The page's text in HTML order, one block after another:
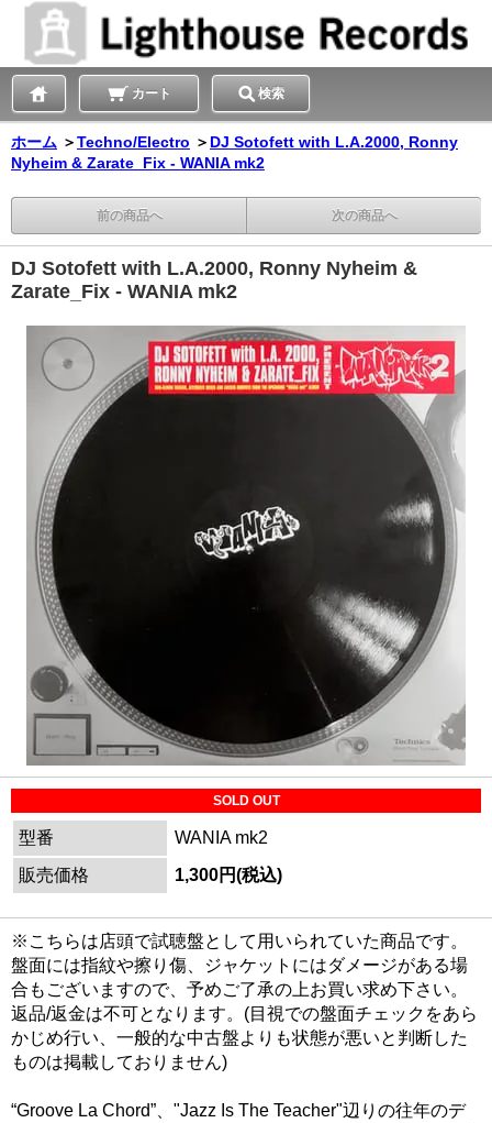
カート 検索
ホーム ＞Techno/Electro ＞ DJ Sotofett with L.A.2000, Ronny
Nyheim & Zarate_Fix - WANIA mk2
前の商品へ 次の商品へ
DJ Sotofett with L.A.2000, Ronny Nyheim &
Zarate_Fix - WANIA mk2
SOLD OUT
型番
WANIA mk2
販売価格
1,300円(税込)
※こちらは店頭で試聴盤として用いられていた商品です。
盤面には指紋や擦り傷、ジャケットにはダメージがある場
合もございますので、予めご了承の上お買い求め下さい。
返品/返金は不可となります。(目視での盤面チェックをあら
かじめ行い、一般的な中古盤よりも状態が悪いと判断した
ものは掲載しておりません)
“Groove La Chord”、"Jazz Is The Teacher"辺りの往年のデ